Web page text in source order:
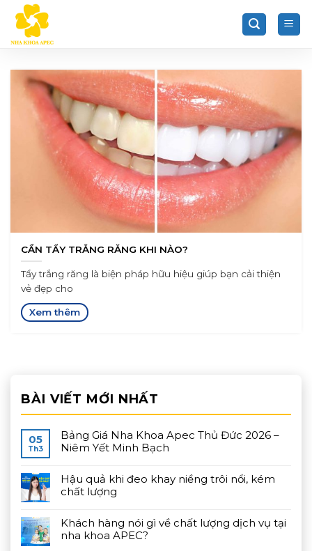
Chuyển
đến
nội
CẦN TẨY TRẮNG RĂNG KHI NÀO?
Tẩy trắng răng là biện pháp hữu hiệu giúp bạn cải thiện
vẻ đẹp cho
BÀI VIẾT MỚI NHẤT
05
Th3
Bảng Giá Nha Khoa Apec Thủ Đức 2026 –
Niêm Yết Minh Bạch
Hậu quả khi đeo khay niềng trôi nổi, kém
chất lượng
Khách hàng nói gì về chất lượng dịch vụ tại
nha khoa APEC?